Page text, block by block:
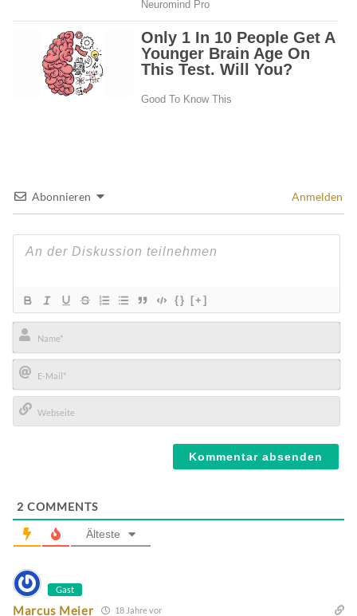
Abonnieren Anmelden
{} [+]
Name*
E-
Mail*
2 COMMENTS
Älteste
Gast
Marcus Meier 18 Jahre vor